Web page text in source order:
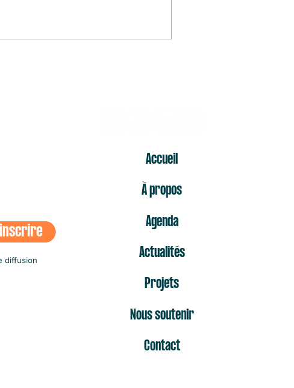
diffusion
Accueil
À propos
Agenda
Actualités
Projets
Nous soutenir
Contact